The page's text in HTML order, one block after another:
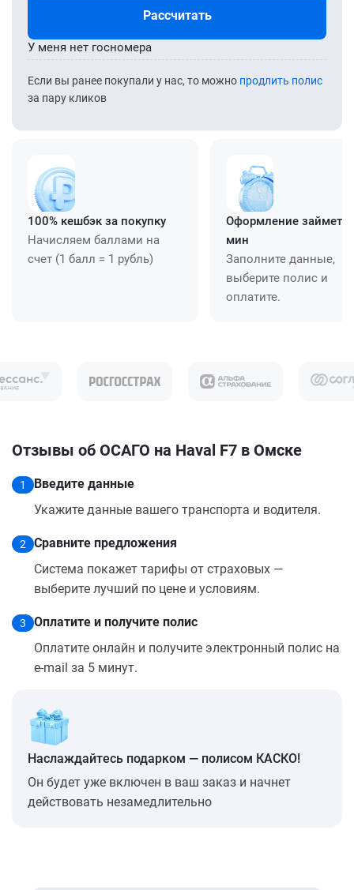
Рассчитать
Если вы ранее покупали у нас, то можно продлить полис
за пару кликов
У меня нет госномера
100% кешбэк за покупку
Начисляем баллами на
счет (1 балл = 1 рубль)
Оформление займет
мин
Заполните данные,
выберите полис и
оплатите.
Отзывы об ОСАГО на Haval F7 в Омске
1
Введите данные
Укажите данные вашего транспорта и водителя.
2
Сравните предложения
Система покажет тарифы от страховых —
выберите лучший по цене и условиям.
3
Оплатите и получите полис
Оплатите онлайн и получите электронный полис на
e-mail за 5 минут.
Наслаждайтесь подарком — полисом КАСКО!
Он будет уже включен в ваш заказ и начнет
действовать незамедлительно